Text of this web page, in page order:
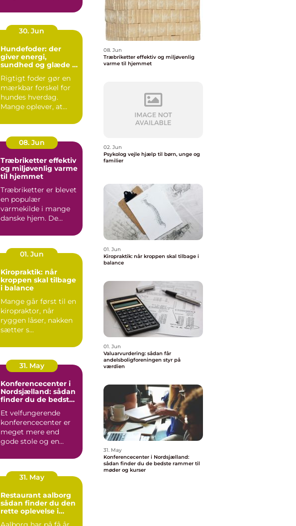
30. Jun
Hundefoder: der
giver energi,
sundhed og glæde i
Rigtigt foder gør en
mærkbar forskel for
hundes hverdag.
Mange oplever, at
08. Jun
Træbriketter effektiv
og miljøvenlig varme
til hjemmet
Træbriketter er blevet
en populær
varmekilde i mange
danske hjem. De
er nemme...
01. Jun
Kiropraktik: når
kroppen skal tilbage
i balance
Mange går først til en
kiropraktor, når
ryggen låser, nakken
sætter s...
31. May
Konferencecenter i
Nordsjælland: sådan
finder du de bedste
kurser
Et velfungerende
konferencecenter er
meget mere end
gode stole og en
steder i N...
31. May
Restaurant aalborg
sådan finder du den
rette oplevelse i
08. Jun
Træbriketter effektiv og miljøvenlig
varme til hjemmet
02. Jun
Psykolog vejle hjælp til børn, unge og
familier
01. Jun
Kiropraktik: når kroppen skal tilbage i
balance
01. Jun
Valuarvurdering: sådan får
andelsboligforeningen styr på
værdien
31. May
Konferencecenter i Nordsjælland:
sådan finder du de bedste rammer til
møder og kurser